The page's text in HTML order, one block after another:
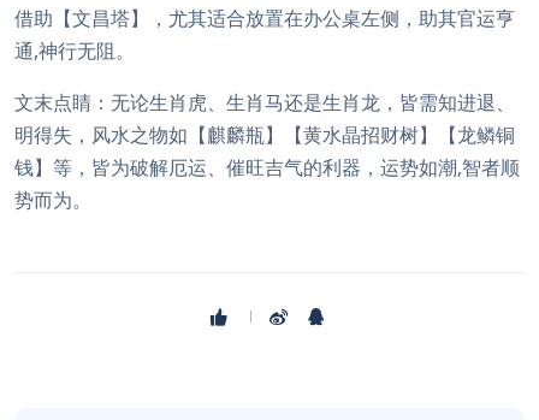
借助【文昌塔】，尤其适合放置在办公桌左侧，助其官运亨
通,神行无阻。
文末点睛：无论生肖虎、生肖马还是生肖龙，皆需知进退、
明得失，风水之物如【麒麟瓶】【黄水晶招财树】【龙鳞铜
钱】等，皆为破解厄运、催旺吉气的利器，运势如潮,智者顺
势而为。